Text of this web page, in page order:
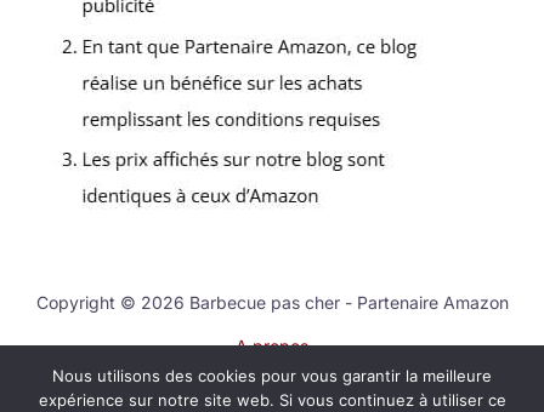
Copyright © 2026 Barbecue pas cher - Partenaire Amazon
A propos
Contact
Nous utilisons des cookies pour vous garantir la meilleure
expérience sur notre site web. Si vous continuez à utiliser ce